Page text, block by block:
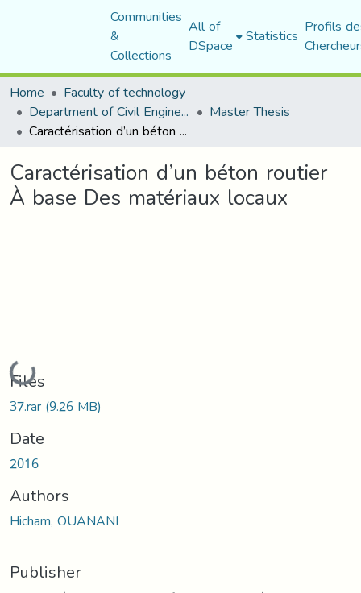
Communities
&
Collections
All of
DSpace Statistics Profils
Home
Faculty of technology
Department of Civil Engineering Master Thesis
Caractérisation d’un béton routier À base Des matériaux locaux
Caractérisation d’un béton routier
À base Des matériaux locaux
Loading...
Files
37.rar(9.26 MB)
Date
2016
Authors
Hicham, OUANANI
Publisher